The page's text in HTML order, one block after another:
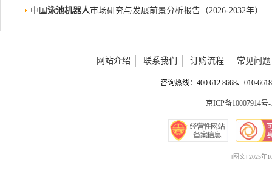
中国 泳池机器人市场研究与发展前景分析报告（2026-2032年）
网站介绍 联系我们 订购流程 常见问题
咨询热线：400 612 8668、010-
京ICP备10007914号-
[图文] 2025年